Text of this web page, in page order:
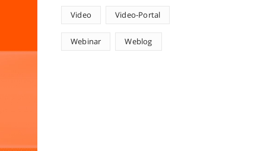
Video Video-Portal
Webinar Weblog